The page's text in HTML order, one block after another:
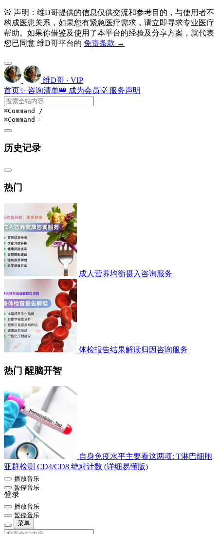
🚨 声明：维D哥提供的信息仅供交流和参考目的，与使用者不
构成医患关系，如果您有紧急医疗需求，请立即寻求专业医疗
帮助。如果你借鉴及使用了本平台的经验及分享方案，就代表
您已同意 维D哥平台的 免责条款 →
维D哥 · VIP
首页✨ 咨询清单👑 成为会员💡 服务声明
⌘Command /
⌘Command -
历史记录
热门
成人营养均衡摄入咨询服务
体检报告结果解读归因咨询服务
热门 醒脑开智
自身免疫水平主要看这两项: T淋巴细胞
亚群检测 CD4/CD8 绝对计数 (详细易懂版)
播放音乐
暂停音乐
登录
播放音乐
暂停音乐
菜单